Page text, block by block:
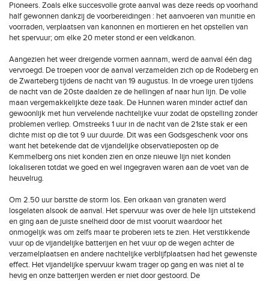
Pioneers. Zoals elke succesvolle grote aanval was deze reeds op voorhand
half gewonnen dankzij de voorbereidingen : het aanvoeren van munitie en
voorraden, verplaatsen van kanonnen en mortieren en het opstellen van
het spervuur; om elke 20 meter stond er een veldkanon.
Aangezien het weer dreigende vormen aannam, werd de aanval één dag
vervroegd. De troepen voor de aanval verzamelden zich op de Rodeberg en
de Zwarteberg tijdens de nacht van 19 augustus. In de vroege uren tijdens
de nacht van de 20ste daalden ze de hellingen af naar hun lijn. De volle
maan vergemakkelijkte deze taak. De Hunnen waren minder actief dan
gewoonlijk met hun vervelende nachtelijke vuur zodat de opstelling zonder
problemen verliep. Omstreeks 1 uur in de nacht van de 21ste stak er een
dichte mist op die tot 9 uur duurde. Dit was een Godsgeschenk voor ons
want het betekende dat de vijandelijke observatieposten op de
Kemmelberg ons niet konden zien en onze nieuwe lijn niet konden
lokaliseren totdat we goed en wel ingegraven waren aan de voet van de
heuvelrug.
Om 2.50 uur barstte de storm los. Een orkaan van granaten werd
losgelaten alsook de aanval. Het spervuur was over de hele lijn uitstekend
en ging aan de juiste snelheid door de mist vooruit waardoor het
onmogelijk was om zelfs maar te proberen iets te zien. Het verstikkende
vuur op de vijandelijke batterijen en het vuur op de wegen achter de
verzamelplaatsen en andere nachtelijke verblijfplaatsen had het gewenste
effect. Het vijandelijke spervuur kwam trager op gang en was niet al te
hevig en onze batterijen werden er niet door gestoord. De